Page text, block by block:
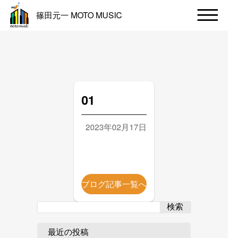
篠田元一 MOTO MUSIC
01
2023年02月17日
ブログ記事一覧へ
検索
最近の投稿